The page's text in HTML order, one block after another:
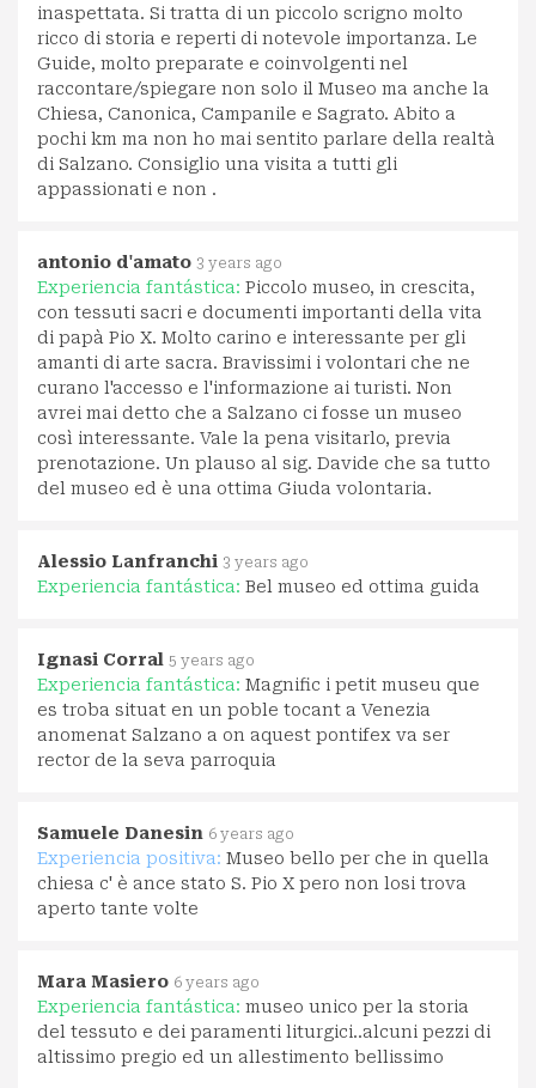
inaspettata. Si tratta di un piccolo scrigno molto
ricco di storia e reperti di notevole importanza. Le
Guide, molto preparate e coinvolgenti nel
raccontare/spiegare non solo il Museo ma anche la
Chiesa, Canonica, Campanile e Sagrato. Abito a
pochi km ma non ho mai sentito parlare della realtà
di Salzano. Consiglio una visita a tutti gli
appassionati e non .
antonio d'amato 3 years ago
Experiencia fantástica: Piccolo museo, in crescita,
con tessuti sacri e documenti importanti della vita
di papà Pio X. Molto carino e interessante per gli
amanti di arte sacra. Bravissimi i volontari che ne
curano l'accesso e l'informazione ai turisti. Non
avrei mai detto che a Salzano ci fosse un museo
così interessante. Vale la pena visitarlo, previa
prenotazione. Un plauso al sig. Davide che sa tutto
del museo ed è una ottima Giuda volontaria.
Alessio Lanfranchi 3 years ago
Experiencia fantástica: Bel museo ed ottima guida
Ignasi Corral 5 years ago
Experiencia fantástica: Magnific i petit museu que
es troba situat en un poble tocant a Venezia
anomenat Salzano a on aquest pontifex va ser
rector de la seva parroquia
Samuele Danesin 6 years ago
Experiencia positiva: Museo bello per che in quella
chiesa c' è ance stato S. Pio X pero non losi trova
aperto tante volte
Mara Masiero 6 years ago
Experiencia fantástica: museo unico per la storia
del tessuto e dei paramenti liturgici..alcuni pezzi di
altissimo pregio ed un allestimento bellissimo